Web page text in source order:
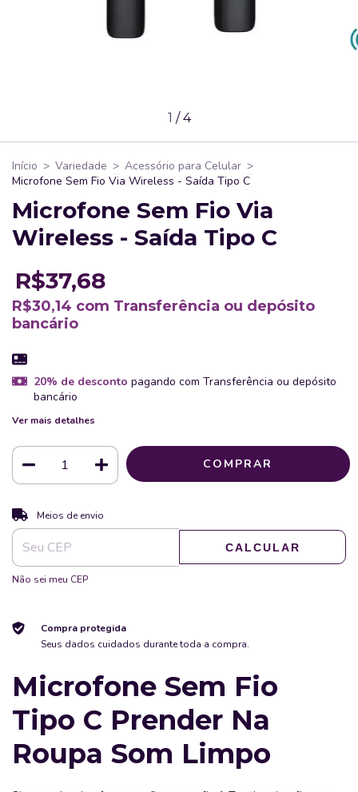
1 /4
Início > Variedade > Acessório para Celular >
Microfone Sem Fio Via Wireless - Saída Tipo C
Microfone Sem Fio Via
Wireless - Saída Tipo C
R$37,68
R$30,14 com Transferência ou depósito
bancário
20% de desconto pagando com Transferência ou depósito
bancário
Ver mais detalhes
Entregas para o CEP:
Meios de envio
CALCULAR
Não sei meu CEP
Compra protegida
Seus dados cuidados durante toda a compra.
Microfone Sem Fio
Tipo C Prender Na
Roupa Som Limpo